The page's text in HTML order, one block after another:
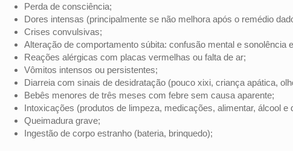
Perda de consciência;
Dores intensas (principalmente se não melhora após o remédio
Crises convulsivas;
Alteração de comportamento súbita: confusão mental e sonolência
Reações alérgicas com placas vermelhas ou falta de ar;
Vômitos intensos ou persistentes;
Diarreia com sinais de desidratação (pouco xixi, criança apática,
Bebês menores de três meses com febre sem causa aparente;
Intoxicações (produtos de limpeza, medicações, alimentar, álcool e
Queimadura grave;
Ingestão de corpo estranho (bateria, brinquedo);